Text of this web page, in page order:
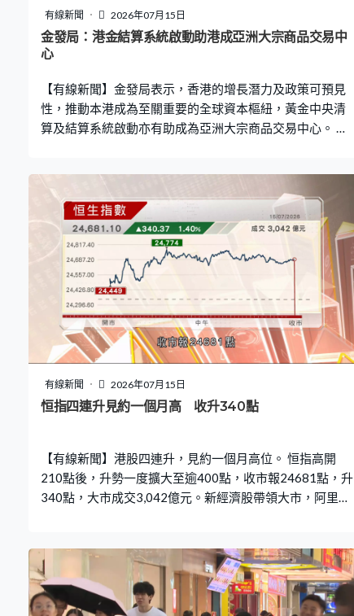
有線新聞 2026年07月15日
金發局：港金結算系統啟動助港成亞洲大宗商品交易中
心
【有線新聞】金發局表示，香港的增長潛力及政策可預見
性，推動本港成為至關重要的全球資本樞紐，黃金中央清
算及結算系統啟動亦有助成為亞洲大宗商品交易中心。 金
資金流入，吸引企業在港成立總部。洪丕正：「在香港那
麼多元化的增長和動力那麼強是比較罕見的，希望能夠利
用這勢頭，因為全球人士都想尋找地方增長，想尋找地方
分散風險，香港能夠做到兩方面增長和分散風險。」 政府
上周啟動黃金中央清算及結算系統，洪丕正表示，黃金交
易將幫助香港成為亞洲大宗商品交易中心，「如果黃金成
為成功生態圈，放大生態圈是很自然的，兼全球大宗商品
定價今天仍使用美元，將來會否有多貨幣值的定價，香港
能不能夠爭取這地位？當然這是比較長遠看法，但我覺得
機遇絕對存在。」 另外金發局在2025至26年度進行了九
次外訪，包括歐美、中東、東盟及內地等重要市場，金發
局行政總監董一岳表示，8月將到訪中亞地區開展新一輪交
有線新聞 2026年07月15日
恒指四連升見約一個月高 收升340點
【有線新聞】港股四連升，見約一個月高位。 恒指高開
210點後，升勢一度擴大至逾400點，收市報24681點，升
340點，大市成交3,042億元。新經濟股帶領大市，阿里、
持，恒地、新地齊升4%。晶片股受壓，中芯、華虹跌1%
至2%。AI模型股向上，其中MINIMAX升逾一成。